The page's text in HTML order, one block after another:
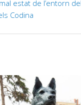
estat de l’entorn del
Codina